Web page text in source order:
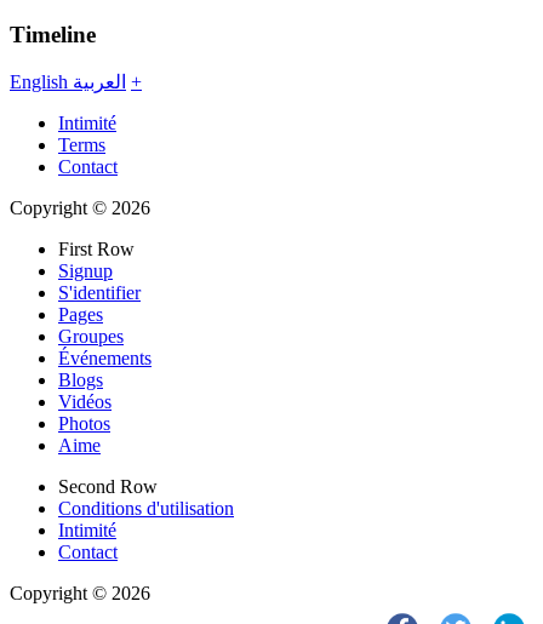
Timeline
English العربية +
Intimité
Terms
Contact
Copyright © 2026
First Row
Signup
S'identifier
Pages
Groupes
Événements
Blogs
Vidéos
Photos
Aime
Second Row
Conditions d'utilisation
Intimité
Contact
Copyright © 2026